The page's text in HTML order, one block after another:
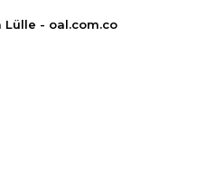
- oal.com.co